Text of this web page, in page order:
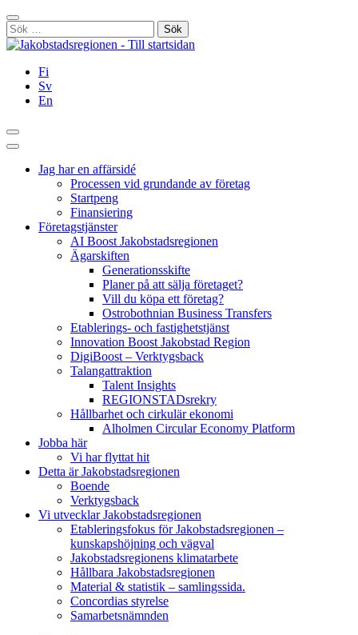
Hoppa
till
innehållet
Stäng
Sök
efter:
Fi
Sv
En
Sök
Huvudmeny
Jag har en affärsidé
Processen vid grundande av företag
Startpeng
Finansiering
Företagstjänster
AI Boost Jakobstadsregionen
Ägarskiften
Generationsskifte
Planer på att sälja företaget?
Vill du köpa ett företag?
Ostrobothnian Business Transfers
Etablerings- och fastighetstjänst
Innovation Boost Jakobstad Region
DigiBoost – Verktygsback
Talangattraktion
Talent Insights
REGIONSTADsrekry
Hållbarhet och cirkulär ekonomi
Alholmen Circular Economy Platform
Jobba här
Vi har flyttat hit
Detta är Jakobstadsregionen
Boende
Verktygsback
Vi utvecklar Jakobstadsregionen
Etableringsfokus för Jakobstadsregionen –
kunskapshöjning och vägval
Jakobstadsregionens klimatarbete
Hållbara Jakobstadsregionen
Material & statistik – samlingssida.
Concordias styrelse
Samarbetsnämnden